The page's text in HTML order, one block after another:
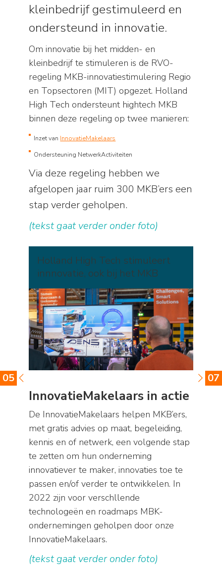
05 07
kleinbedrijf gestimuleerd en
ondersteund in innovatie.
Om innovatie bij het midden- en
kleinbedrijf te stimuleren is de RVO-
regeling MKB-innovatiestimulering Regio
en Topsectoren (MIT) opgezet. Holland
High Tech ondersteunt hightech MKB
binnen deze regeling op twee manieren:
Inzet van InnovatieMakelaars
Ondersteuning NetwerkActiviteiten
Via deze regeling hebben we
afgelopen jaar ruim 300 MKB’ers een
stap verder geholpen.
(tekst gaat verder onder foto)
Holland High Tech stimuleert
innnovatie, ook bij het MKB
InnovatieMakelaars in actie
De InnovatieMakelaars helpen MKB’ers,
met gratis advies op maat, begeleiding,
kennis en of netwerk, een volgende stap
te zetten om hun onderneming
innovatiever te maker, innovaties toe te
passen en/of verder te ontwikkelen. In
2022 zijn voor verschllende
technologeën en roadmaps MBK-
ondernemingen geholpen door onze
InnovatieMakelaars.
(tekst gaat verder onder foto)